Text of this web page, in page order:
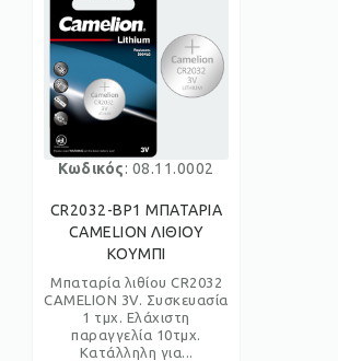
Κωδικός: 08.11.0002
CR2032-BP1 ΜΠΑΤΑΡΙΑ
CAMELION ΛΙΘΙΟΥ
ΚΟΥΜΠΙ
Μπαταρία λιθίου CR2032
CAMELION 3V. Συσκευασία
1 τμχ. Ελάχιστη
παραγγελία 10τμχ.
Κατάλληλη για...